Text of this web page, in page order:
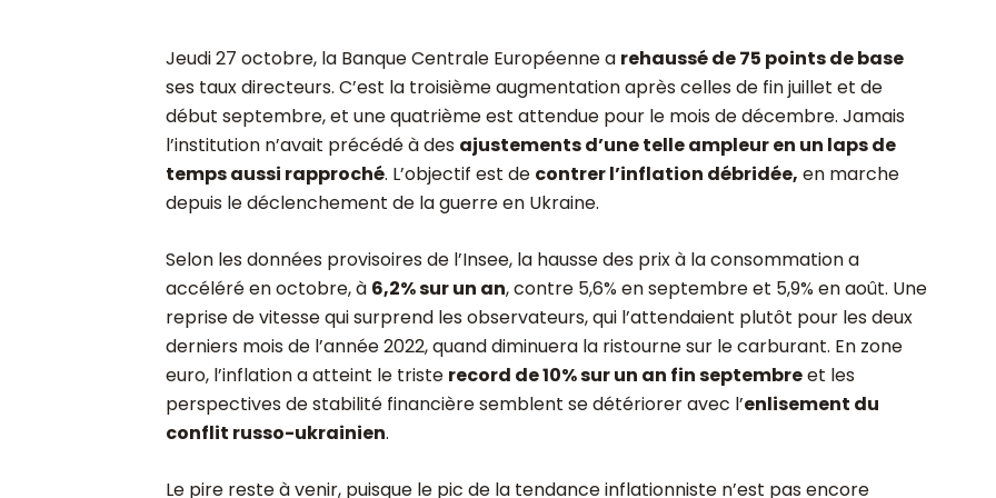
Jeudi 27 octobre, la Banque Centrale Européenne a rehaussé de 75 points de base
ses taux directeurs. C’est la troisième augmentation après celles de fin juillet et de
début septembre, et une quatrième est attendue pour le mois de décembre. Jamais
l’institution n’avait précédé à des ajustements d’une telle ampleur en un laps de
temps aussi rapproché. L’objectif est de contrer l’inflation débridée, en marche
depuis le déclenchement de la guerre en Ukraine.
Selon les données provisoires de l’Insee, la hausse des prix à la consommation a
accéléré en octobre, à 6,2% sur un an, contre 5,6% en septembre et 5,9% en août. Une
reprise de vitesse qui surprend les observateurs, qui l’attendaient plutôt pour les deux
derniers mois de l’année 2022, quand diminuera la ristourne sur le carburant. En zone
euro, l’inflation a atteint le triste record de 10% sur un an fin septembreet les
perspectives de stabilité financière semblent se détériorer avec l’enlisement du
conflit russo-ukrainien.
Le pire reste à venir, puisque le pic de la tendance inflationniste n’est pas encore